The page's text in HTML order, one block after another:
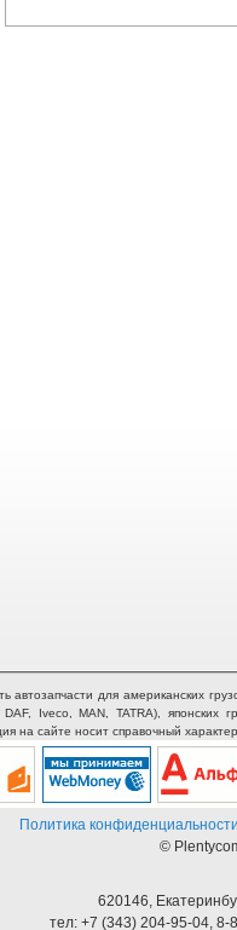
для американских
Iveco, MAN, TATRA), японских
сайте носит справочный
Политика конфиденциальности
©
620146,
тел: +7 (343) 204-95-04, 8-